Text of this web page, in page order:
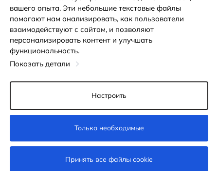
Недоступно
О нас
Магазины
Доставка и оплата
Карты лояльности
Политика
конфиденциальности
Условия использования
Возврат товара
Настройки файлов cookie
© 2011-2026MNOGOKNIG. All Rights Reserved.
вашего опыта. Эти небольшие текстовые файлы
помогают нам анализировать, как пользователи
взаимодействуют с сайтом, и позволяют
персонализировать контент и улучшать
функциональность.
Показать детали
Настроить
Только необходимые
Принять все файлы cookie